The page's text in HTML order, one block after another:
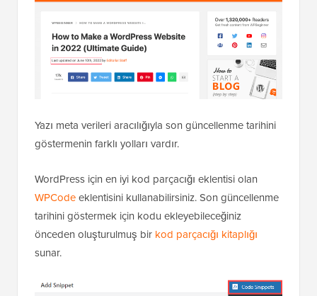
Yazı meta verileri aracılığıyla son güncellenme tarihini
göstermenin farklı yolları vardır.
WordPress için en iyi kod parçacığı eklentisi olan
WPCodeeklentisini kullanabilirsiniz. Son güncellenme
tarihini göstermek için kodu ekleyebileceğiniz
önceden oluşturulmuş bir kod parçacığı kitaplığı
sunar.